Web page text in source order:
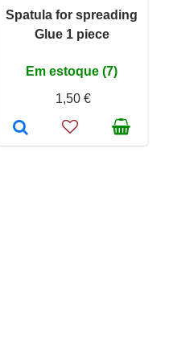
Spatula for spreading
Glue 1 piece
Em estoque (7)
1,50 €